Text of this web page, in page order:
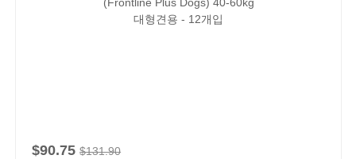
$90.75 $131.90